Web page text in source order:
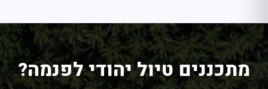
מתכננים טיול יהודי לפנמה?